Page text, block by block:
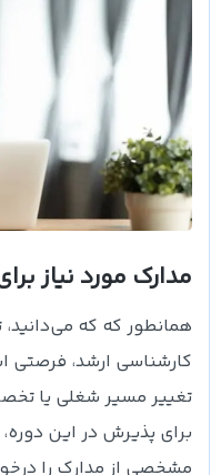
مدارک مورد نیاز
همانطور که که
کارشناسی ارشد، فرصتی
تغییر مسیر شغلی یا
برای پذیرش در این
مشخصی از مدارک را